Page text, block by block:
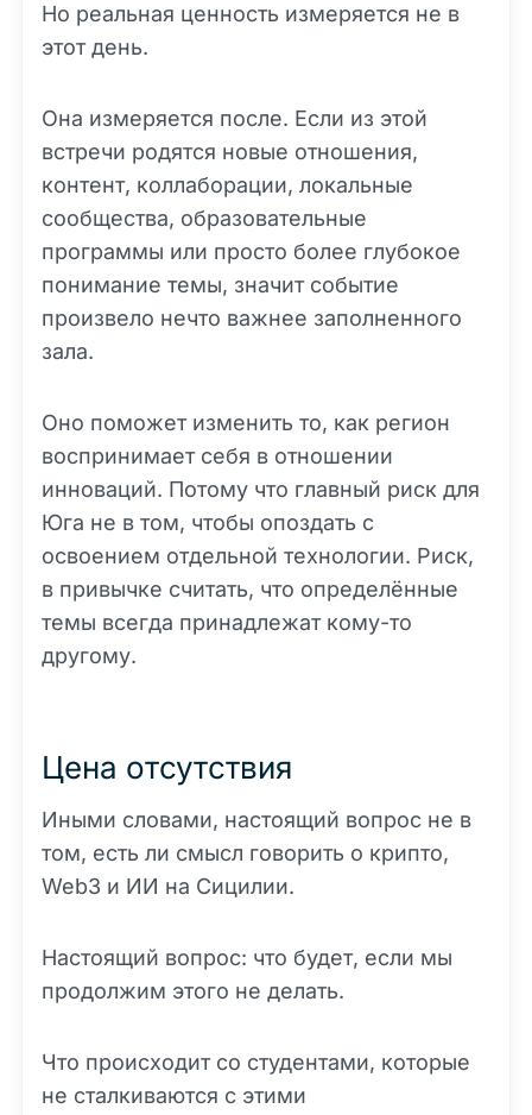
Но реальная ценность измеряется не в
этот день.
Она измеряется после. Если из этой
встречи родятся новые отношения,
контент, коллаборации, локальные
сообщества, образовательные
программы или просто более глубокое
понимание темы, значит событие
произвело нечто важнее заполненного
зала.
Оно поможет изменить то, как регион
воспринимает себя в отношении
инноваций. Потому что главный риск для
Юга не в том, чтобы опоздать с
освоением отдельной технологии. Риск,
в привычке считать, что определённые
темы всегда принадлежат кому-то
другому.
Цена отсутствия
Иными словами, настоящий вопрос не в
том, есть ли смысл говорить о крипто,
Web3 и ИИ на Сицилии.
Настоящий вопрос: что будет, если мы
продолжим этого не делать.
Что происходит со студентами, которые
не сталкиваются с этими